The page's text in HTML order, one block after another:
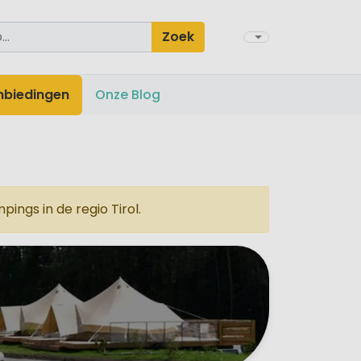
Zoek
Onze Blog
in de regio Tirol.